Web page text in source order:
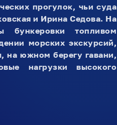
прогулок, чьи суда
и Ирина Седова. На
бункеровки топливом
морских экскурсий,
на южном берегу гавани,
нагрузки высокого